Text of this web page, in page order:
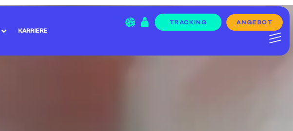
KARRIERE
Menu Item TRACKING ANGEBOT